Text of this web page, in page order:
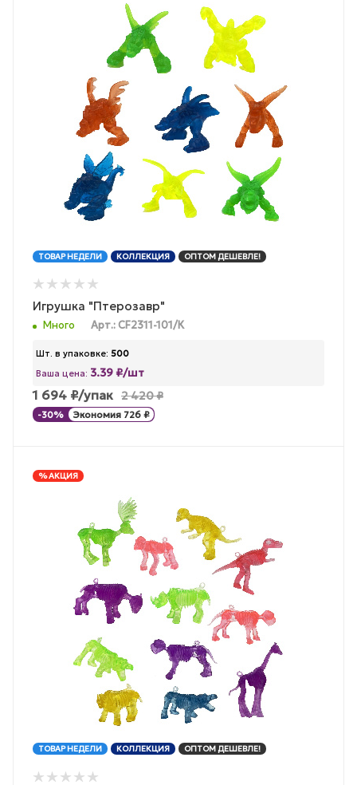
ТОВАР НЕДЕЛИ КОЛЛЕКЦИЯ ОПТОМ ДЕШЕВЛЕ!
Игрушка "Птерозавр"
Много Арт.: CF2311-101/К
Шт. в упаковке: 500
Ваша цена: 3.39 ₽/шт
1 694 ₽/упак 2 420₽
-30% Экономия 726 ₽
% АКЦИЯ
ТОВАР НЕДЕЛИ КОЛЛЕКЦИЯ ОПТОМ ДЕШЕВЛЕ!